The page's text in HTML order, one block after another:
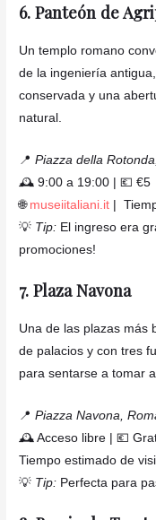
6. Panteón de
Un templo romano
de la ingeniería
conservada y una
natural.
📍Piazza della
🕰️ 9:00 a 19:00 | 💶 €5
🌐 museiitaliani.it |
💡 Tip: El ingreso era
promociones!
7. Plaza Navona
Una de las plazas más
de palacios y con tres
para sentarse a tomar
📍Piazza Navona,
🕰️ Acceso libre | 💶
Tiempo estimado de
💡 Tip: Perfecta para